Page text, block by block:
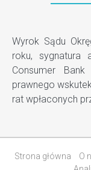
Wyrok Sądu
roku, sygnatura
Consumer Bank
prawnego
rat wpłaconych
Strona główna O